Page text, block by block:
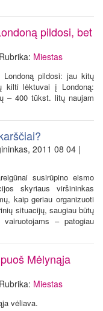
pildosi, bet
Miestas
pildosi: jau kitų
kilti lėktuvai į Londoną:
– 400 tūkst. litų naujam
2011 08 04 |
susirūpino eismo
skyriaus viršininkas
kaip geriau organizuoti
situacijų, saugiau būtų
– patogiau
Mėlynąja
Miestas
vėliava.